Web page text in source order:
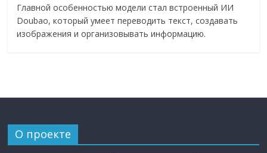
Главной особенностью модели стал встроенный ИИ
Doubao, который умеет переводить текст, создавать
изображения и организовывать информацию.
О проекте